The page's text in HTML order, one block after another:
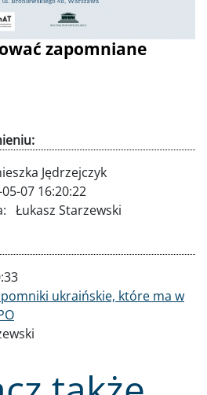
zapomniane
Jędrzejczyk
07 16:20:22
Łukasz Starzewski
ukraińskie, które ma w